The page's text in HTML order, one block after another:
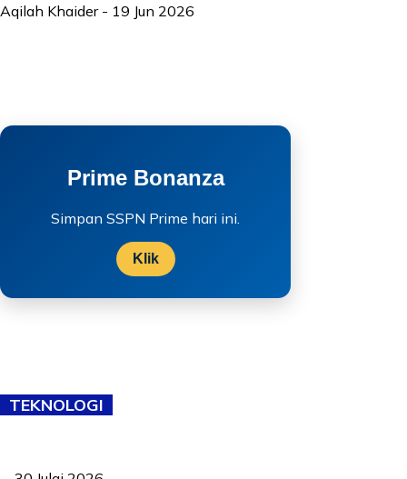
Aqilah Khaider - 19 Jun 2026
Prime Bonanza
Simpan SSPN Prime hari ini.
Klik
TEKNOLOGI